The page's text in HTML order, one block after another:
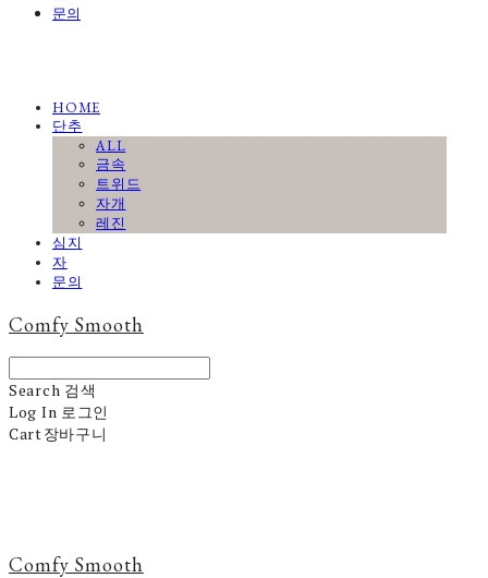
문의
HOME
단추
ALL
금속
트위드
자개
레진
심지
자
문의
Comfy Smooth
Search 검색
Log In 로그인
Cart장바구니
Comfy Smooth